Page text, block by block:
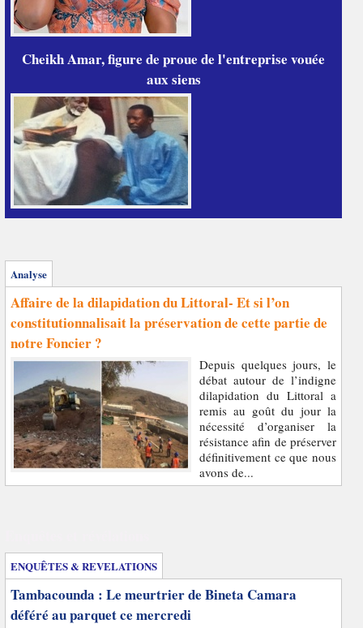
Cheikh Amar, figure de proue de l'entreprise vouée
aux siens
Analyse
Affaire de la dilapidation du Littoral- Et si l’on
constitutionnalisait la préservation de cette partie de
notre Foncier ?
Depuis quelques jours, le
débat autour de l’indigne
dilapidation du Littoral a
remis au goût du jour la
nécessité d’organiser la
résistance afin de préserver
définitivement ce que nous
avons de...
ENQUÊTES & REVELATIONS
Tambacounda : Le meurtrier de Bineta Camara
déféré au parquet ce mercredi